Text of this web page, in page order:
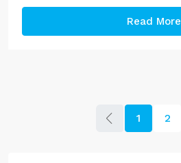
Read More
1 2